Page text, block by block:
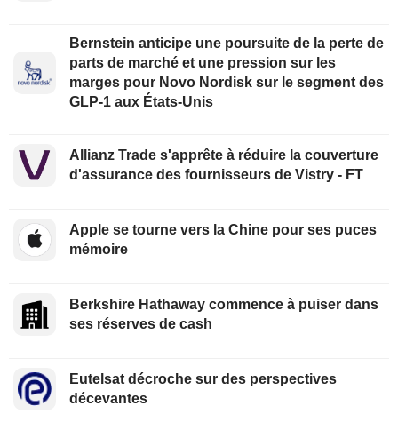
Bernstein anticipe une poursuite de la perte de
parts de marché et une pression sur les
marges pour Novo Nordisk sur le segment des
GLP-1 aux États-Unis
Allianz Trade s'apprête à réduire la couverture
d'assurance des fournisseurs de Vistry - FT
Apple se tourne vers la Chine pour ses puces
mémoire
Berkshire Hathaway commence à puiser dans
ses réserves de cash
Eutelsat décroche sur des perspectives
décevantes